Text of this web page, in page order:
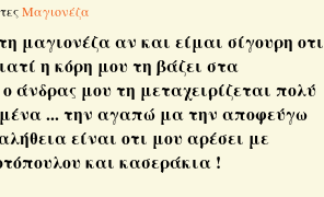
Μαγιονέζα
μαγιονέζα αν και είμαι σίγουρη οτι
η κόρη μου τη βάζει στα
άνδρας μου τη μεταχειρίζεται πολύ
... την αγαπώ μα την αποφεύγω
είναι οτι μου αρέσει με
και κασεράκια !